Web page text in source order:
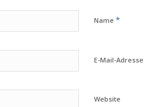
Name *
E-Mail-Adresse
Website